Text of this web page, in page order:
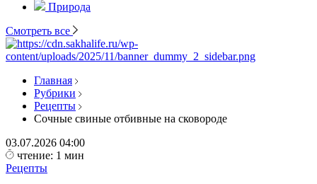
Природа
Смотреть все
Главная
Рубрики
Рецепты
Сочные свиные отбивные на сковороде
03.07.2026 04:00
чтение: 1 мин
Рецепты